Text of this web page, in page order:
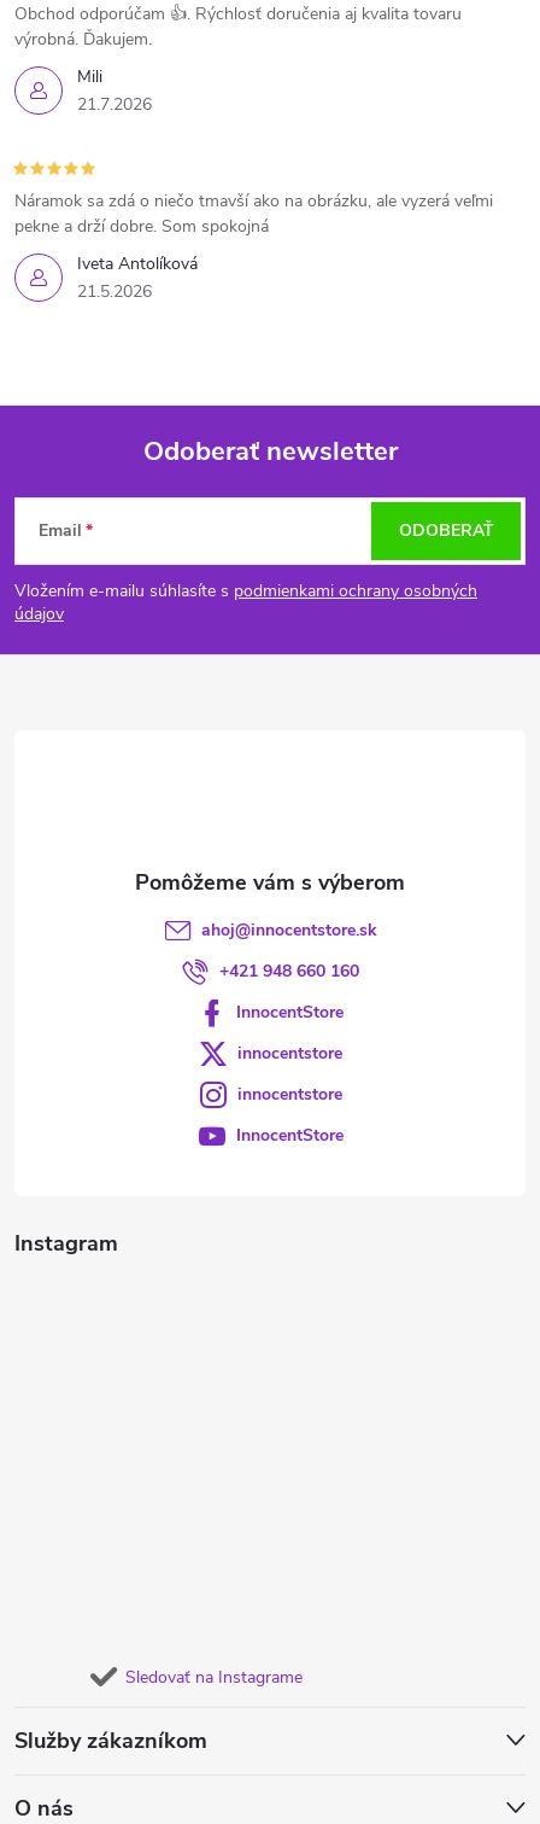
Mili
21.7.2026
Obchod odporúčam 👍. Rýchlosť doručenia aj kvalita tovaru
výrobná. Ďakujem.
Iveta Antolíková
21.5.2026
Náramok sa zdá o niečo tmavší ako na obrázku, ale vyzerá veľmi
pekne a drží dobre. Som spokojná
Z
á
p
Odoberať newsletter
Email
Vložením e-mailu súhlasíte s podmienkami ochrany osobných
údajov
ODOBERAŤ
Instagram
Sledovať na Instagrame
Služby zákazníkom
O nás
ahoj@innocentstore.sk
+421 948 660 160
InnocentStore
innocentstore
innocentstore
InnocentStore